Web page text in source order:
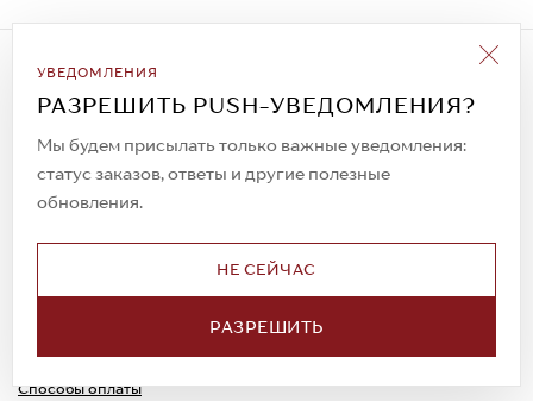
УВЕДОМЛЕНИЯ
РАЗРЕШИТЬ PUSH-УВЕДОМЛЕНИЯ?
Мы будем присылать только важные уведомления:
статус заказов, ответы и другие полезные
обновления.
НЕ СЕЙЧАС
РАЗРЕШИТЬ
Подписаться на рассылку
Всегда будьте в курсе новых акций и
спецпредложений!
© 2023. AIT Shoes
Все права защищены
Доставка
Способы оплаты
Обмен и возврат
Каспи-Ред